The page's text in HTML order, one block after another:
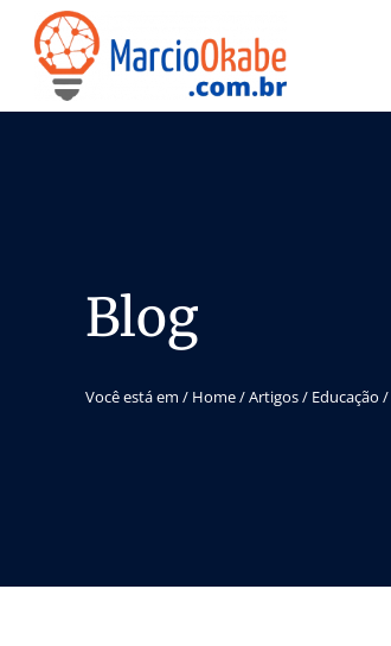
Blog
Você está em / Home/Artigos/ Educação /